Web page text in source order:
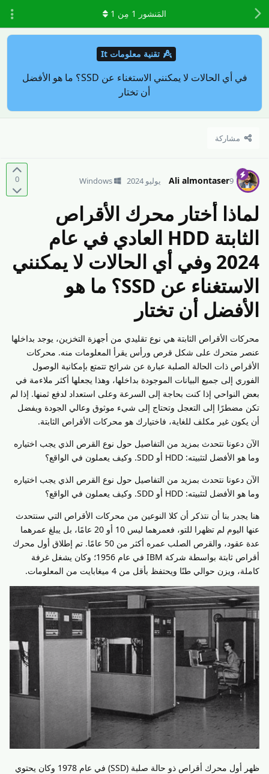
تقنية معلومات It
في أي الحالات لا يمكنني الاستغناء عن SSD؟ ما هو الأفضل
أن تختار
مشاركة
المَنشور 1 مِن 1
0 Ali almontaser9 يوليو 2024 Windows
لماذا أختار محرك الأقراص
الثابتة HDD العادي في عام
2024 وفي أي الحالات لا يمكنني
الاستغناء عن SSD؟ ما هو
الأفضل أن تختار
محركات الأقراص الثابتة هي نوع تقليدي من أجهزة التخزين، يوجد بداخلها
عنصر متحرك على شكل قرص ورأس يقرأ المعلومات منه. محركات
الأقراص ذات الحالة الصلبة عبارة عن شرائح تتمتع بإمكانية الوصول
الفوري إلى جميع البيانات الموجودة بداخلها، وهذا يجعلها أكثر ملاءمة في
بعض النواحي إذا كنت بحاجة إلى السرعة وعلى استعداد لدفع ثمنها. إذا لم
تكن مضطرًا إلى التعجل وتحتاج إلى شيء موثوق وعالي الجودة ويفضل
أن يكون غير مكلف للغاية، فاختيارك هو محركات الأقراص الثابتة.
الآن دعونا نتحدث بمزيد من التفاصيل حول نوع القرص الذي يجب اختياره
وما هو الأفضل لتثبيته: HDD أو SDD. وكيف يعملون في الواقع؟
الآن دعونا نتحدث بمزيد من التفاصيل حول نوع القرص الذي يجب اختياره
وما هو الأفضل لتثبيته: HDD أو SDD. وكيف يعملون في الواقع؟
هنا يجدر بنا أن نتذكر أن كلا النوعين من محركات الأقراص التي سنتحدث
عنها اليوم لم تظهرا للتو، فعمرهما ليس 10 أو 20 عامًا، بل يبلغ عمرهما
عدة عقود، والقرص الصلب عمره أكثر من 50 عامًا. تم إطلاق أول محرك
أقراص ثابتة بواسطة شركة IBM في عام 1956؛ وكان يشغل غرفة
كاملة، ويزن حوالي طنًا ويحتفظ بأقل من 4 ميغابايت من المعلومات.
ظهر أول محرك أقراص ذو حالة صلبة (SSD) في عام 1978 وكان يحتوي